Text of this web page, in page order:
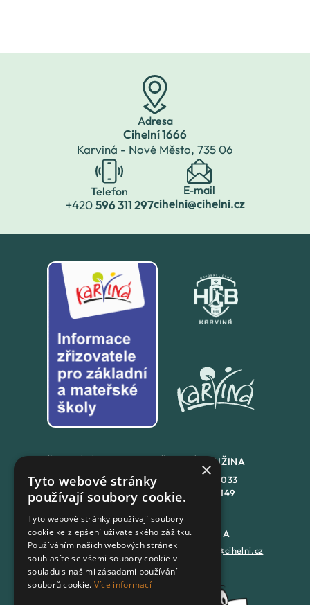
Adresa
Cihelní 1666
Karviná - Nové Město, 735 06
Telefon
+420596 311 297
E-mail
cihelni@cihelni.cz
+420558 846 032
+420702 167 150
ŠKOLNÍ DRUŽINA
558 846 033
+420
702 167 149
DATOVÁ SCHRÁNKA
7batxeb
PODATELNA
epodatelna@cihelni.cz
×
Tyto webové stránky
používají soubory cookie.
Tyto webové stránky používají soubory
cookie ke zlepšení uživatelského zážitku.
Používáním našich webových stránek
souhlasíte se všemi soubory cookie v
souladu s našimi zásadami používání
souborů cookie. Více informací